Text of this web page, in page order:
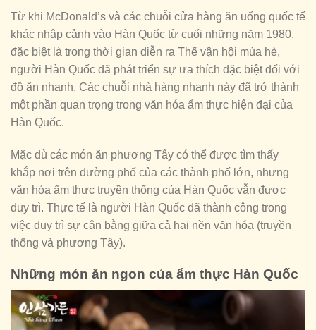
Từ khi McDonald’s và các chuỗi cửa hàng ăn uống quốc tế
khác nhập cảnh vào Hàn Quốc từ cuối những năm 1980,
đặc biệt là trong thời gian diễn ra Thế vận hội mùa hè,
người Hàn Quốc đã phát triển sự ưa thích đặc biệt đối với
đồ ăn nhanh. Các chuỗi nhà hàng nhanh này đã trở thành
một phần quan trọng trong văn hóa ẩm thực hiện đại của
Hàn Quốc.
Mặc dù các món ăn phương Tây có thể được tìm thấy
khắp nơi trên đường phố của các thành phố lớn, nhưng
văn hóa ẩm thực truyền thống của Hàn Quốc vẫn được
duy trì. Thực tế là người Hàn Quốc đã thành công trong
việc duy trì sự cân bằng giữa cả hai nền văn hóa (truyền
thống và phương Tây).
Những món ăn ngon của ẩm thực Hàn Quốc